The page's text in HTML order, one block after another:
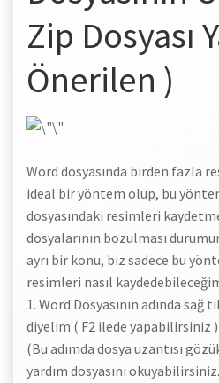
Zip Dosyası
Önerilen )
Word dosyasında birden fazla
ideal bir yöntem olup, bu
dosyasındaki resimleri
dosyalarının bozulması
ayrı bir konu, biz sadece bu
resimleri nasıl
1. Word Dosyasının adında sağ
diyelim ( F2 ilede yapabilirsiniz )
(Bu adımda dosya uzantısı
yardım dosyasını